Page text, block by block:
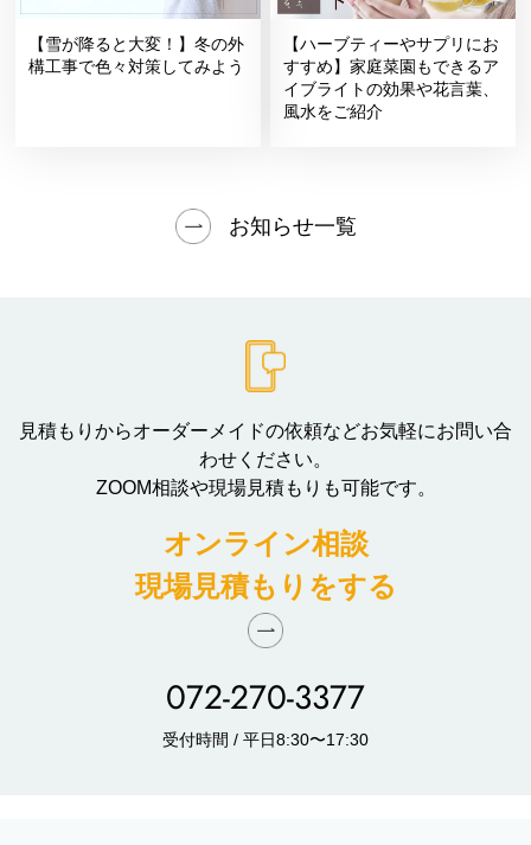
【雪が降ると大変！】冬の外
構工事で色々対策してみよう
【ハーブティーやサプリにお
すすめ】家庭菜園もできるア
イブライトの効果や花言葉、
風水をご紹介
お知らせ一覧
見積もりからオーダーメイドの依頼などお気軽にお問い合
わせください。
ZOOM相談や現場見積もりも可能です。
オンライン相談
現場見積もりをする
072-270-3377
受付時間 / 平日8:30〜17:30